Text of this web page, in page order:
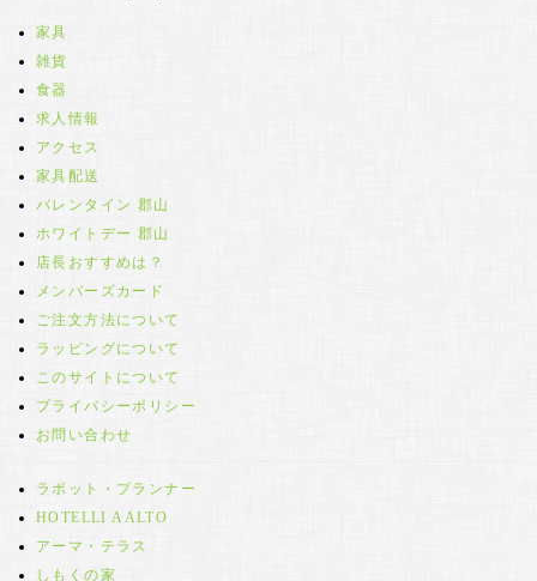
家具
雑貨
食器
求人情報
アクセス
家具配送
バレンタイン 郡山
ホワイトデー 郡山
店長おすすめは？
メンバーズカード
ご注文方法について
ラッピングについて
このサイトについて
プライバシーポリシー
お問い合わせ
ラボット・プランナー
HOTELLI AALTO
アーマ・テラス
しもくの家